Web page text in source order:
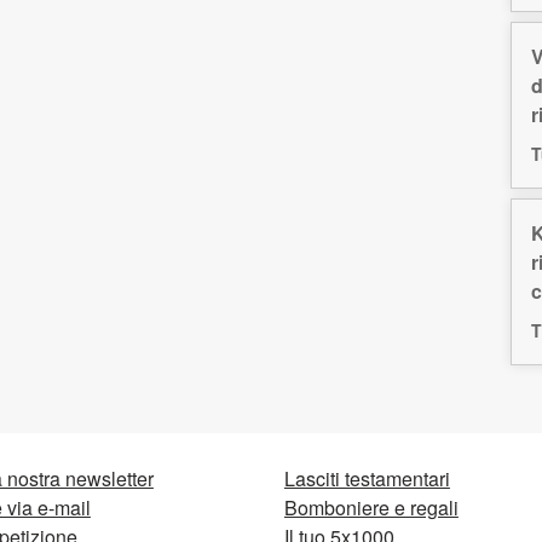
nostra newsletter
via e-mail
Lasciti testamentari
Bomboniere e regali